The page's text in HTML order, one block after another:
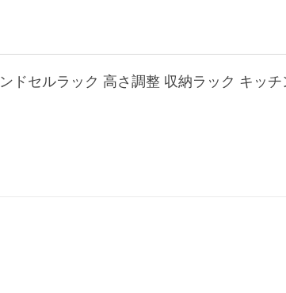
ドセルラック 高さ調整 収納ラック キッ